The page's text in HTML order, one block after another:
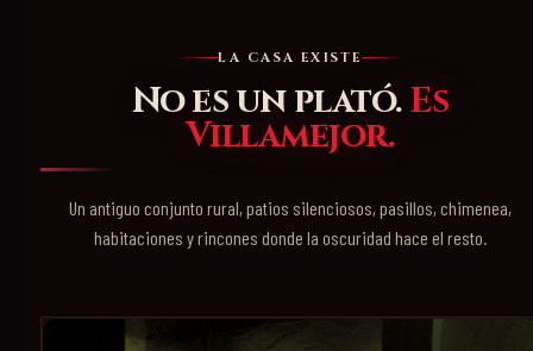
LA CASA EXISTE
No es un plató.Es
Villamejor.
Un antiguo conjunto rural, patios silenciosos, pasillos, chimenea,
habitaciones y rincones donde la oscuridad hace el resto.